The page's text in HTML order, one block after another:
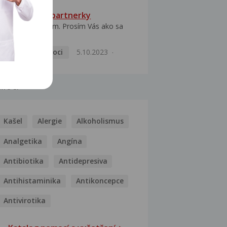
HPV typ 52 u partnerky
Dobrý deň prajem. Prosím Vás ako sa
Pohlavní nemoci
5.10.2023
Kašel Alergie Alkoholismus
Analgetika Angína
Antibiotika Antidepresiva
Antihistaminika Antikoncepce
Antivirotika